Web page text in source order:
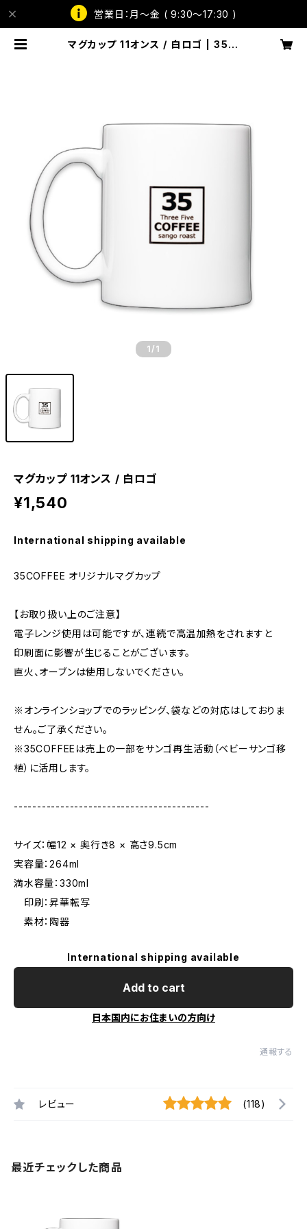
営業日：月～金 ( 9:30～17:30 )
マグカップ 11オンス / 白ロゴ | 35コ
1 /1
マグカップ 11オンス / 白ロゴ
¥1,540
International shipping available
35COFFEE オリジナルマグカップ
【お取り扱い上のご注意】
電子レンジ使用は可能ですが、連続で高温加熱をされますと
印刷面に影響が生じることがございます。
直火、オーブンは使用しないでください。
※オンラインショップでのラッピング、袋などの対応はしておりま
せん。ご了承ください。
※35COFFEEは売上の一部をサンゴ再生活動（ベビーサンゴ移
植）に活用します。
------------------------------------------
サイズ：幅12 × 奥行き8 × 高さ9.5cm
実容量：264ml
満水容量：330ml
印刷：昇華転写
素材：陶器
International shipping available
Add to cart
日本国内にお住まいの方向け
通報する
レビュー (118)
最近チェックした商品